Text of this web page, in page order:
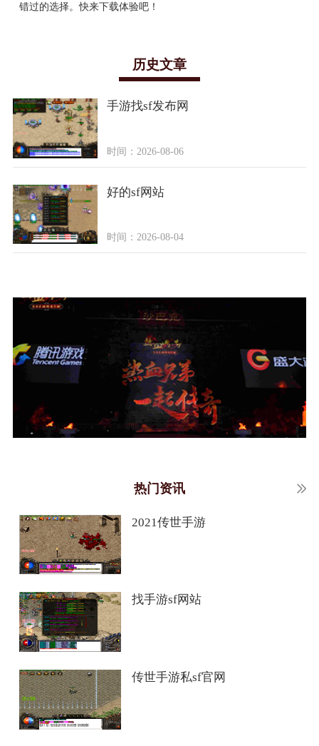
错过的选择。快来下载体验吧！
历史文章
手游找sf发布网
时间：2026-08-06
好的sf网站
时间：2026-08-04
热门资讯
2021传世手游
找手游sf网站
传世手游私sf官网